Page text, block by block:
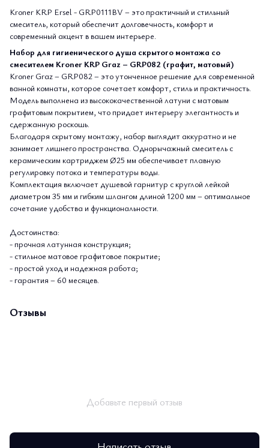
Kroner KRP Ersel - GRP0111BV – это практичный и стильный
смеситель, который обеспечит долговечность, комфорт и
современный акцент в вашем интерьере.
Набор для гигиенического душа скрытого монтажа со
смесителем Kroner KRP Graz – GRP082 (графит, матовый)
Kroner Graz – GRP082 – это утонченное решение для современной
ванной комнаты, которое сочетает комфорт, стиль и практичность.
Модель выполнена из высококачественной латуни с матовым
графитовым покрытием, что придает интерьеру элегантность и
сдержанную роскошь.
Благодаря скрытому монтажу, набор выглядит аккуратно и не
занимает лишнего пространства. Однорычажный смеситель с
керамическим картриджем Ø25 мм обеспечивает плавную
регулировку потока и температуры воды.
Комплектация включает душевой гарнитур с круглой лейкой
диаметром 35 мм и гибким шлангом длиной 1200 мм – оптимальное
сочетание удобства и функциональности.
Достоинства:
- прочная латунная конструкция;
- стильное матовое графитовое покрытие;
- простой уход и надежная работа;
- гарантия – 60 месяцев.
Отзывы
Добавьте первый отзыв